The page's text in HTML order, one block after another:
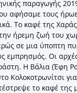
παραγωγής
αφήσαμε τους
Το καφέ της Χαράς
ήρεμη ζωή του
σε μια ύποπτη
εμπρησμός. Οι
Η Βάλια (Έφη
Κολοκοτρωνίτσι
το καφέ της